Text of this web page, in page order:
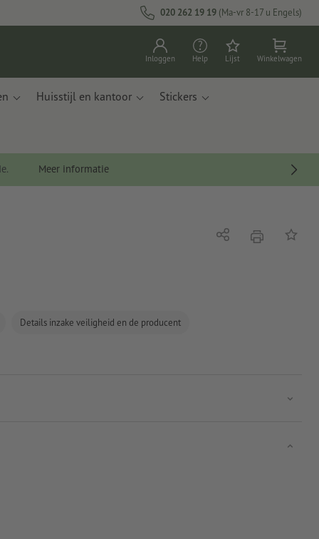
020 262 19 19 (Ma-vr 8-17 u Engels)
Inloggen Help Lijst Winkelwagen
Huisstijl en kantoor Stickers
Meer informatie
Details inzake veiligheid en de producent
Delen afdrukkenOp de